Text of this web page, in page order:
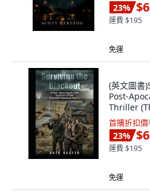
23%
運費 $195
免運
(英文圖書
Post-
Thriller
首購折扣價
23%
運費 $195
免運